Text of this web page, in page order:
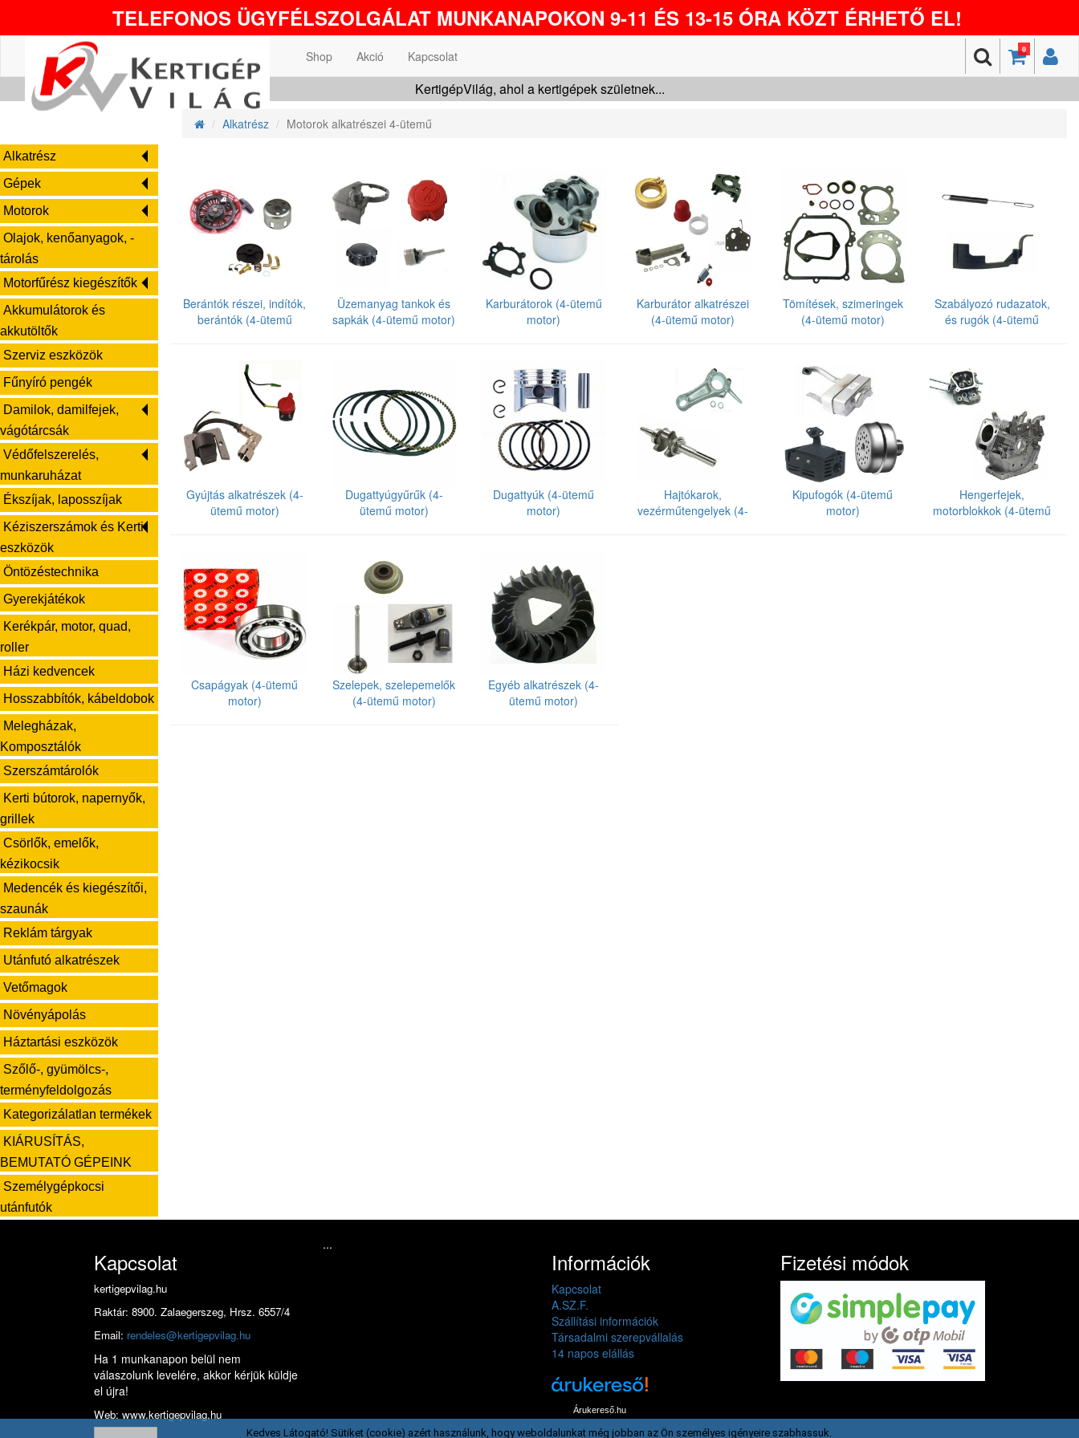
TELEFONOS ÜGYFÉLSZOLGÁLAT MUNKANAPOKON 9-11 ÉS 13-15 ÓRA KÖZT ÉRHETŐ EL!
0
Shop Akció Kapcsolat
KertigépVilág, ahol a kertigépek születnek...
Alkatrész
Gépek
Motorok
Olajok, kenőanyagok, -
tárolás
Motorfűrész kiegészítők
Akkumulátorok és
akkutöltők
Szerviz eszközök
Fűnyíró pengék
Damilok, damilfejek,
vágótárcsák
Védőfelszerelés,
munkaruházat
Ékszíjak, laposszíjak
Kéziszerszámok és Kerti
eszközök
Öntözéstechnika
Gyerekjátékok
Kerékpár, motor, quad,
roller
Házi kedvencek
Hosszabbítók, kábeldobok
Melegházak,
Komposztálók
Szerszámtárolók
Kerti bútorok, napernyők,
grillek
Csörlők, emelők,
kézikocsik
Medencék és kiegészítői,
szaunák
Reklám tárgyak
Utánfutó alkatrészek
Vetőmagok
Növényápolás
Háztartási eszközök
Szőlő-, gyümölcs-,
terményfeldolgozás
Kategorizálatlan termékek
KIÁRUSÍTÁS,
BEMUTATÓ GÉPEINK
Személygépkocsi
utánfutók
Alkatrész Motorok alkatrészei 4-ütemű
Berántók részei, indítók,
berántók (4-ütemű
Üzemanyag tankok és
sapkák (4-ütemű motor)
Karburátorok (4-ütemű
motor)
Karburátor alkatrészei
(4-ütemű motor)
Tömítések, szimeringek
(4-ütemű motor)
Szabályozó rudazatok,
és rugók (4-ütemű
Gyújtás alkatrészek (4-
ütemű motor)
Dugattyúgyűrűk (4-
ütemű motor)
Dugattyúk (4-ütemű
motor)
Hajtókarok,
vezérműtengelyek (4-
Kipufogók (4-ütemű
motor)
Hengerfejek,
motorblokkok (4-ütemű
Csapágyak (4-ütemű
motor)
Szelepek, szelepemelők
(4-ütemű motor)
Egyéb alkatrészek (4-
ütemű motor)
Kapcsolat
kertigepvilag.hu
Raktár: 8900. Zalaegerszeg, Hrsz. 6557/4
Email: rendeles@kertigepvilag.hu
Ha 1 munkanapon belül nem
válaszolunk levelére, akkor kérjük küldje
el újra!
Web: www.kertigepvilag.hu
...
Információk
Kapcsolat
A.SZ.F.
Szállítási információk
Társadalmi szerepvállalás
14 napos elállás
Árukereső.hu
Fizetési módok
Kedves Látogató! Sütiket (cookie) azért használunk, hogy weboldalunkat még jobban az Ön személyes igényeire szabhassuk.